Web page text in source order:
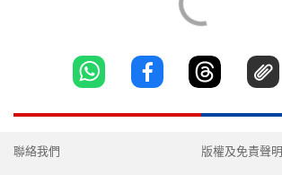
聯絡我們 版權及免責聲明